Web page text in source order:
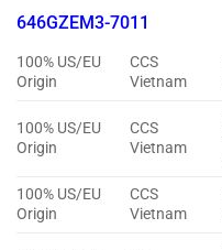
646GZEM3-7011
100% US/EU
Origin
CCS
Vietnam
100% US/EU
Origin
CCS
Vietnam
100% US/EU
Origin
CCS
Vietnam